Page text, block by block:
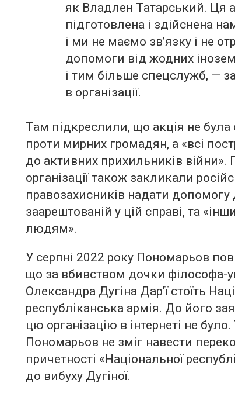
як Владлен Татарський. Ця
підготовлена і здійснена
і ми не маємо зв’язку і не
допомоги від жодних
і тим більше спецслужб, —
в організації.
Там підкреслили, що акція не
проти мирних громадян, а «всі
до активних прихильників війни».
організації також закликали
правозахисників надати допомогу
заарештованій у цій справі, та
людям».
У серпні 2022 року Пономарьов
що за вбивством дочки філософа-
Олександра Дугіна Дар’ї стоїть
республіканська армія. До його
цю організацію в інтернеті не було.
Пономарьов не зміг навести
причетності «Національної
до вибуху Дугіної.